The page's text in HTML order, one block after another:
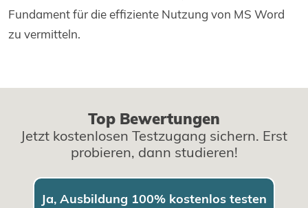
Fundament für die effiziente Nutzung von MS Word
zu vermitteln.
Top Bewertungen
Jetzt kostenlosen Testzugang sichern. Erst
probieren, dann studieren!
Ja, Ausbildung 100% kostenlos testen